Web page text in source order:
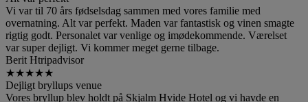
Vi var til 70 års fødselsdag sammen med vores familie med
overnatning. Alt var perfekt. Maden var fantastisk og vinen smagte
rigtig godt. Personalet var venlige og imødekommende. Værelset
var super dejligt. Vi kommer meget gerne tilbage.
Berit Htripadvisor
★★★★★
Dejligt bryllups venue
Vores bryllup blev holdt på Skjalm Hvide Hotel og vi havde en